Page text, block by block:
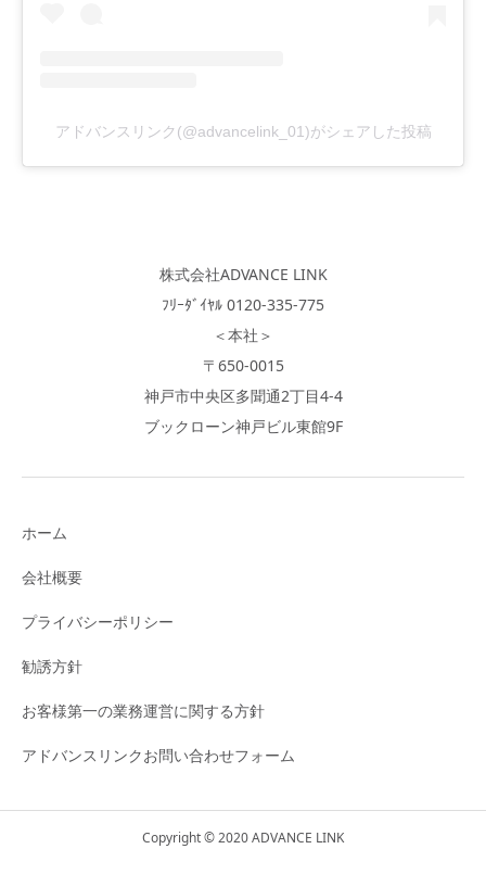
アドバンスリンク(@advancelink_01)がシェアした投稿
株式会社ADVANCE LINK
ﾌﾘｰﾀﾞｲﾔﾙ 0120-335-775
＜本社＞
〒650-0015
神戸市中央区多聞通2丁目4-4
ブックローン神戸ビル東館9F
ホーム
会社概要
プライバシーポリシー
勧誘方針
お客様第一の業務運営に関する方針
アドバンスリンクお問い合わせフォーム
Copyright © 2020 ADVANCE LINK